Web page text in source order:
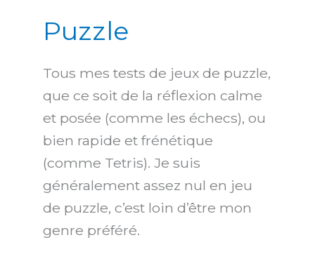
Puzzle
Tous mes tests de jeux de puzzle,
que ce soit de la réflexion calme
et posée (comme les échecs), ou
bien rapide et frénétique
(comme Tetris). Je suis
généralement assez nul en jeu
de puzzle, c’est loin d’être mon
genre préféré.